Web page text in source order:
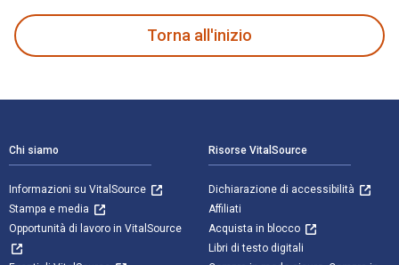
Torna all'inizio
Chi siamo
Informazioni su VitalSource
Stampa e media
Opportunità di lavoro in VitalSource
Risorse VitalSource
Dichiarazione di accessibilità
Affiliati
Acquista in blocco
Libri di testo digitali